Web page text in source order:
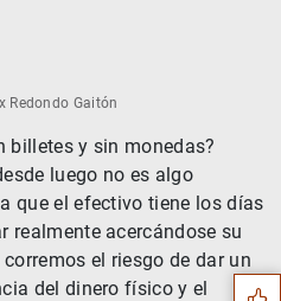
Redondo Gaitón
billetes y sin monedas?
luego no es algo
que el efectivo tiene los días
realmente acercándose su
el riesgo de dar un
del dinero físico y el
Sugerencias